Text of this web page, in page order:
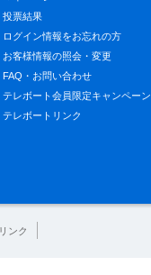
投票結果
ログイン情報をお忘れの方
お客様情報の照会・変更
FAQ・お問い合わせ
テレボート会員限定キャンペーン
テレボートリンク
ンク